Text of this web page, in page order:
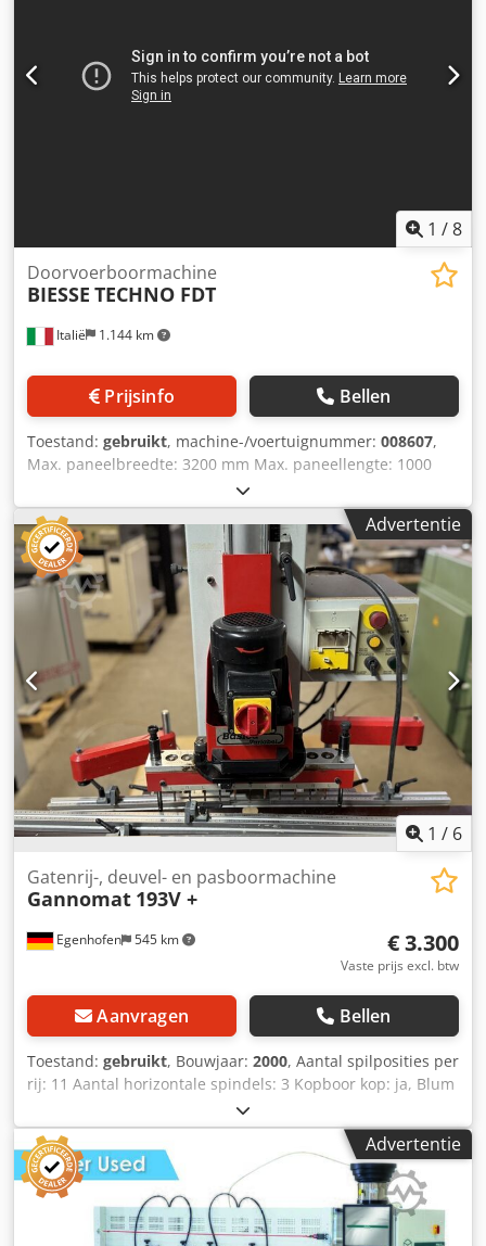
1 /8
Italië 1.144 km
Doorvoerboormachine
BIESSE TECHNO FDT
Prijsinfo Bellen
Toestand: gebruikt, machine-/voertuignummer: 008607,
Max. paneelbreedte: 3200 mm Max. paneellengte: 1000
mm Aantal aggregaten: 6 Dwsdpfozqz N Eex Aftea Aantal
aggregaten: 4 Zijdelingse horizontale groepen: ja
Advertentie
1 / 6
Egenhofen 545 km
Gatenrij-, deuvel- en pasboormachine
Gannomat 193V +
€ 3.300
Vaste prijs excl. btw
Aanvragen Bellen
Toestand: gebruikt, Bouwjaar: 2000, Aantal spilposities per
rij: 11 Aantal horizontale spindels: 3 Kopboor kop: ja, Blum
Dwjdpfx Ajxc Hi Ujftja Boordeling: 32mm Opgenomen
vermogen: 2,2kW Booreenheid: zwenkbaar
Advertentie